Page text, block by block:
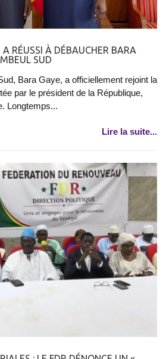
RÉUSSI À DÉBAUCHER BARA
SUD
Bara Gaye, a officiellement rejoint la
par le président de la République,
Longtemps...
Lire la suite...